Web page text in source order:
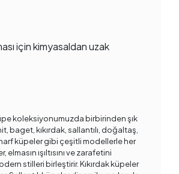
için kimyasaldan uzak
koleksiyonumuzda birbirinden şık
baget, kıkırdak, sallantılı, doğaltaş,
küpeler gibi çeşitli modellerle her
ışıltısını ve zarafetini
stilleri birleştirir. Kıkırdak küpeler